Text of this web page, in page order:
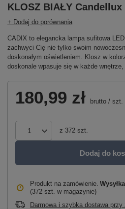
KLOSZ BIAŁY Candellux
+ Dodaj do porównania
CADIX to elegancka lampa sufitowa
zachwyci Cię nie tylko swoim
doskonałym oświetleniem. Klosz w
doskonale wpasuje się w każde
180,99 zł brutto / szt.
z 372 szt.
Dodaj do
Produkt na zamówienie
(372 szt. w magazynie)
Darmowa i szybka dostawa przy